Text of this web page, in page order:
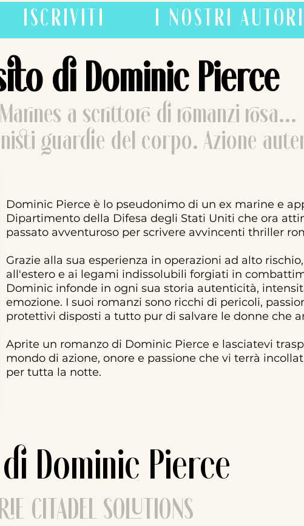
ISCRIVITI I NOSTRI AUTORI
di Dominic Pierce
a scrittore di romanzi rosa...
guardie del corpo. Azione
Dominic Pierce è lo pseudonimo di un ex marine e
Dipartimento della Difesa degli Stati Uniti che ora
passato avventuroso per scrivere avvincenti thriller
Grazie alla sua esperienza in operazioni ad alto
all'estero e ai legami indissolubili forgiati in
Dominic infonde in ogni sua storia autenticità,
emozione. I suoi romanzi sono ricchi di pericoli,
protettivi disposti a tutto pur di salvare le donne che
Aprite un romanzo di Dominic Pierce e lasciatevi
mondo di azione, onore e passione che vi terrà
per tutta la notte.
Dominic Pierce
CITADEL SOLUTIONS